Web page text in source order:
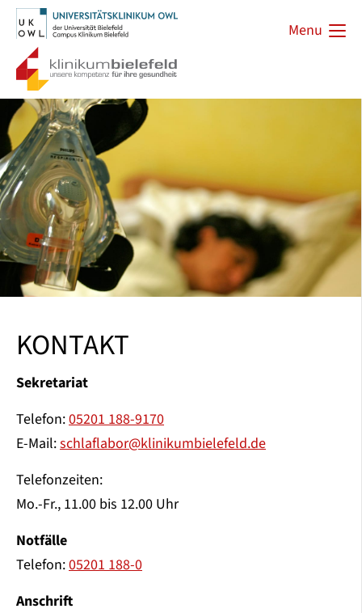
Menu
KONTAKT
Sekretariat
Telefon:05201 188-9170
E-Mail:schlaflabor@klinikumbielefeld.de
Telefonzeiten:
Mo.-Fr., 11.00 bis 12.00 Uhr
Notfälle
Telefon:05201 188-0
Anschrift